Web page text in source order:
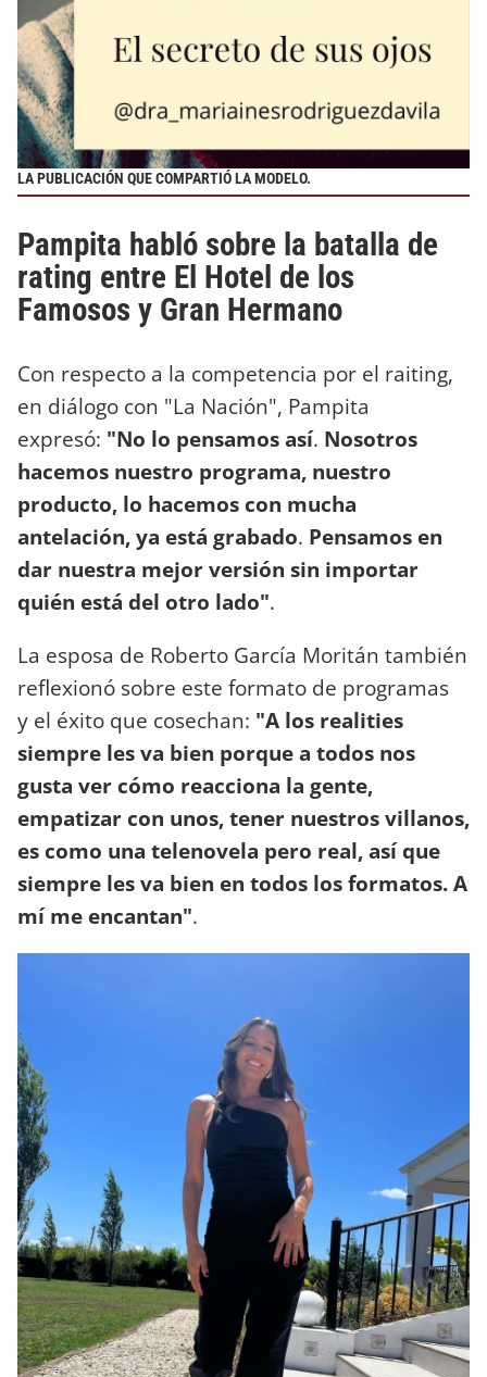
LA PUBLICACIÓN QUE COMPARTIÓ LA MODELO.
Pampita habló sobre la batalla de
rating entre El Hotel de los
Famosos y Gran Hermano
Con respecto a la competencia por el raiting,
en diálogo con "La Nación", Pampita
expresó: "No lo pensamos así. Nosotros
hacemos nuestro programa, nuestro
producto, lo hacemos con mucha
antelación, ya está grabado. Pensamos en
dar nuestra mejor versión sin importar
quién está del otro lado".
La esposa de Roberto García Moritán también
reflexionó sobre este formato de programas
y el éxito que cosechan: "A los realities
siempre les va bien porque a todos nos
gusta ver cómo reacciona la gente,
empatizar con unos, tener nuestros villanos,
es como una telenovela pero real, así que
siempre les va bien en todos los formatos. A
mí me encantan".